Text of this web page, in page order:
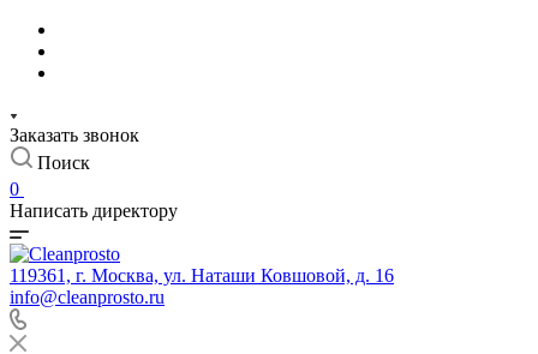
Заказать звонок
Поиск
0
Написать директору
119361, г. Москва, ул. Наташи Ковшовой, д. 16
info@cleanprosto.ru